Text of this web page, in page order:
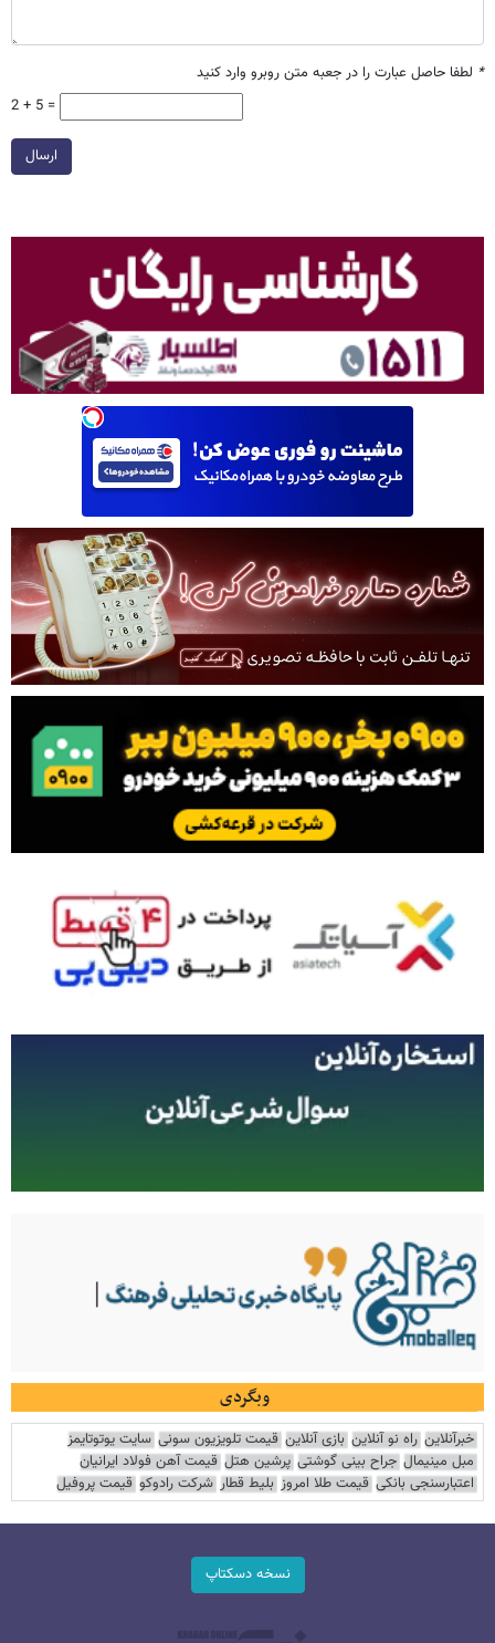
* لطفا حاصل عبارت را در جعبه متن روبرو وارد کنید
2 + 5 =
ارسال
وبگردی
خبرآنلاین راه نو آنلاین بازی آنلاین قیمت تلویزیون سونی سایت یوتوتایمز
مبل مینیمال جراح بینی گوشتی پرشین هتل قیمت آهن فولاد ایرانیان
اعتبارسنجی بانکی قیمت طلا امروز بلیط قطار شرکت رادوکو قیمت پروفیل
نسخه دسکتاپ